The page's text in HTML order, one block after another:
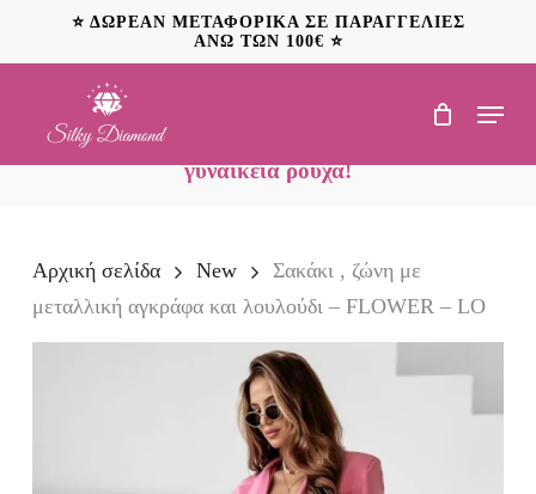
main
⭐ ΔΩΡΕΑΝ ΜΕΤΑΦΟΡΙΚΑ ΣΕ ΠΑΡΑΓΓΕΛΙΕΣ
ΑΝΩ ΤΩΝ 100€ ⭐
Menu
NEO: Ανακαλύψτε
γυναικεία ρούχα!
Αρχική σελίδα New
Σακάκι , ζώνη με
μεταλλική αγκράφα και λουλούδι – FLOWER – LO